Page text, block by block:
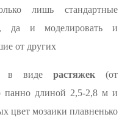
лишь стандартные
да и моделировать и
от других
в виде растяжек(от
панно длиной 2,5-2,8 м и
цвет мозаики плавненько